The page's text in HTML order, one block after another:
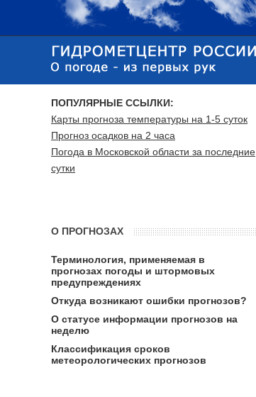
ПОПУЛЯРНЫЕ ССЫЛКИ:
Карты прогноза температуры на 1-5 суток
Прогноз осадков на 2 часа
Погода в Московской области за последние
сутки
О ПРОГНОЗАХ
Терминология, применяемая в
прогнозах погоды и штормовых
предупреждениях
Откуда возникают ошибки прогнозов?
О статусе информации прогнозов на
неделю
Классификация сроков
метеорологических прогнозов